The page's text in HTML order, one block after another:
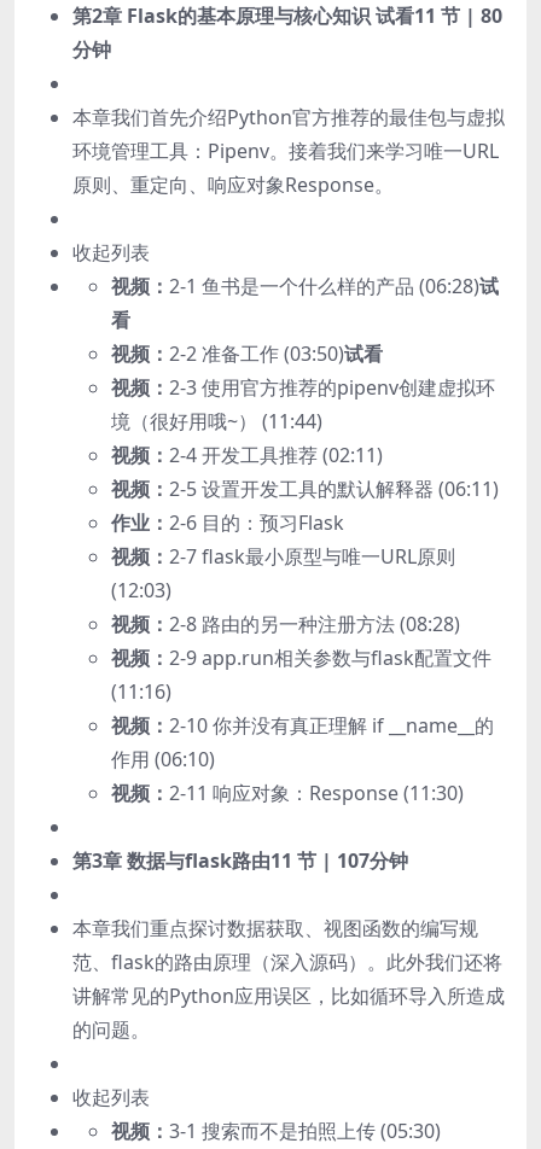
第2章 Flask的基本原理与核心知识试看11 节 | 80
分钟
本章我们首先介绍Python官方推荐的最佳包与虚拟
环境管理工具：Pipenv。接着我们来学习唯一URL
原则、重定向、响应对象Response。
收起列表
视频： 2-1 鱼书是一个什么样的产品 (06:28)试
看
视频： 2-2 准备工作 (03:50)试看
视频： 2-3 使用官方推荐的pipenv创建虚拟环
境（很好用哦~） (11:44)
视频： 2-4 开发工具推荐 (02:11)
视频： 2-5 设置开发工具的默认解释器 (06:11)
作业： 2-6 目的：预习Flask
视频： 2-7 flask最小原型与唯一URL原则
(12:03)
视频： 2-8 路由的另一种注册方法 (08:28)
视频： 2-9 app.run相关参数与flask配置文件
(11:16)
视频： 2-10 你并没有真正理解 if __name__的
作用 (06:10)
视频： 2-11 响应对象：Response (11:30)
第3章 数据与flask路由11 节 | 107分钟
本章我们重点探讨数据获取、视图函数的编写规
范、flask的路由原理（深入源码）。此外我们还将
讲解常见的Python应用误区，比如循环导入所造成
的问题。
收起列表
视频： 3-1 搜索而不是拍照上传 (05:30)